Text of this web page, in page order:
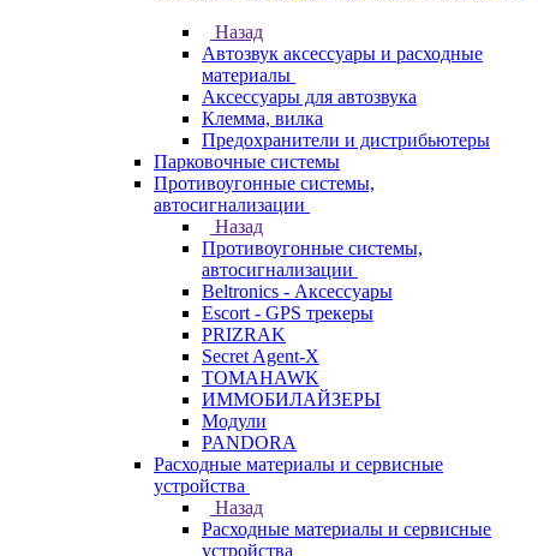
Назад
Автозвук аксессуары и расходные
материалы
Аксессуары для автозвука
Клемма, вилка
Предохранители и дистрибьютеры
Парковочные системы
Противоугонные системы,
автосигнализации
Назад
Противоугонные системы,
автосигнализации
Beltronics - Аксессуары
Escort - GPS трекеры
PRIZRAK
Secret Agent-X
TOMAHAWK
ИММОБИЛАЙЗЕРЫ
Модули
PANDORA
Расходные материалы и сервисные
устройства
Назад
Расходные материалы и сервисные
устройства